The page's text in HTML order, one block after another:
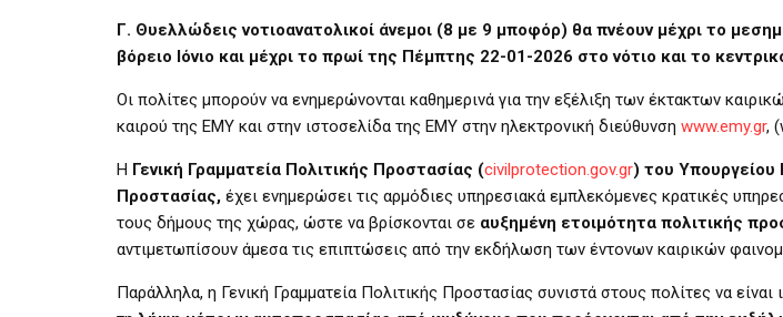
Γ. Θυελλώδεις νοτιοανατολικοί άνεμοι (8 με 9 μποφόρ) θα πνέουν μέχρι το
βόρειο Ιόνιο και μέχρι το πρωί της Πέμπτης 22-01-2026 στο νότιο και το
Οι πολίτες μπορούν να ενημερώνονται καθημερινά για την εξέλιξη των έκτακτων
καιρού της ΕΜΥ και στην ιστοσελίδα της ΕΜΥ στην ηλεκτρονική διεύθυνση www.emy.gr,
Η Γενική Γραμματεία Πολιτικής Προστασίας (civilprotection.gov.gr) του Υπουργείου
Προστασίας, έχει ενημερώσει τις αρμόδιες υπηρεσιακά εμπλεκόμενες κρατικές
τους δήμους της χώρας, ώστε να βρίσκονται σε αυξημένη ετοιμότητα πολιτικής
αντιμετωπίσουν άμεσα τις επιπτώσεις από την εκδήλωση των έντονων καιρικών
Παράλληλα, η Γενική Γραμματεία Πολιτικής Προστασίας συνιστά στους πολίτες να είναι